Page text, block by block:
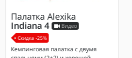
Палатка Alexika
Indiana 4 Видео
Скидка -25%
Кемпинговая палатка с двумя